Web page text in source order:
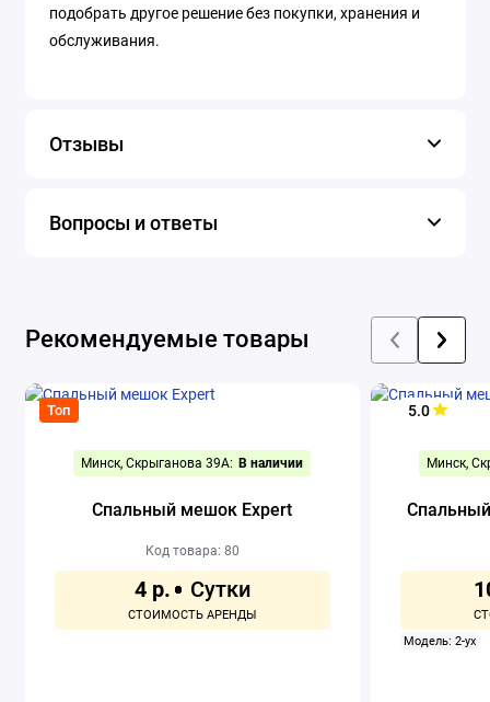
подобрать другое решение без покупки, хранения и
обслуживания.
Отзывы
Вопросы и ответы
Рекомендуемые товары
Топ
Минск, Скрыганова 39А: В наличии
Спальный мешок Expert
Код товара: 80
4 р.
5.0
Минск,
Модель: 2-ух